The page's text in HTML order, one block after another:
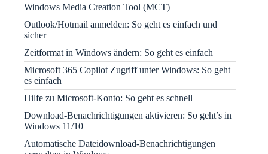
Windows Media Creation Tool (MCT)
Outlook/Hotmail anmelden: So geht es einfach und
sicher
Zeitformat in Windows ändern: So geht es einfach
Microsoft 365 Copilot Zugriff unter Windows: So geht
es einfach
Hilfe zu Microsoft-Konto: So geht es schnell
Download-Benachrichtigungen aktivieren: So geht’s in
Windows 11/10
Automatische Dateidownload-Benachrichtigungen